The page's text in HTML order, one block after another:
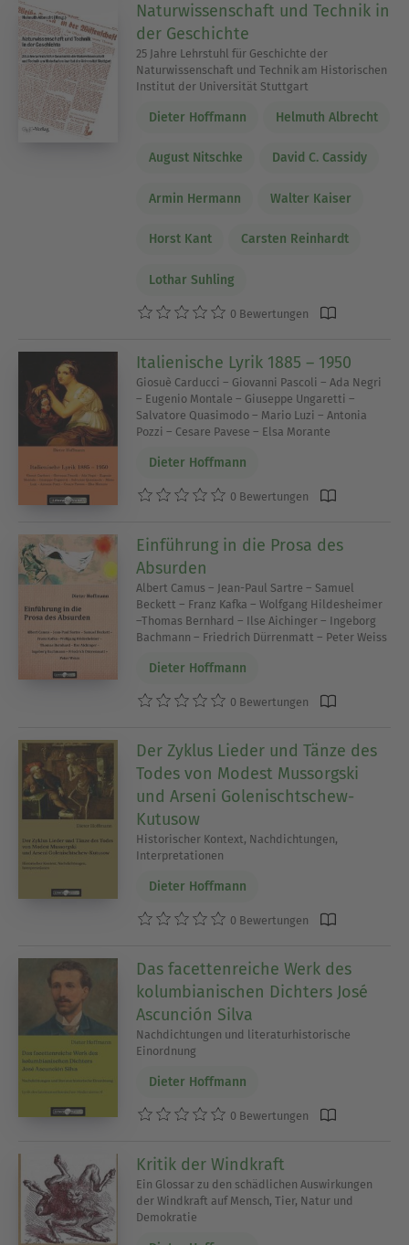
Naturwissenschaft und Technik in
der Geschichte
25 Jahre Lehrstuhl für Geschichte der
Naturwissenschaft und Technik am Historischen
Institut der Universität Stuttgart
Dieter Hoffmann Helmuth Albrecht
August Nitschke David C. Cassidy
Armin Hermann Walter Kaiser
Horst Kant Carsten Reinhardt
Lothar Suhling
0 Bewertungen
Italienische Lyrik 1885 – 1950
Giosuè Carducci – Giovanni Pascoli – Ada Negri
– Eugenio Montale – Giuseppe Ungaretti –
Salvatore Quasimodo – Mario Luzi – Antonia
Pozzi – Cesare Pavese – Elsa Morante
Dieter Hoffmann
0 Bewertungen
Einführung in die Prosa des
Absurden
Albert Camus – Jean-Paul Sartre – Samuel
Beckett – Franz Kafka – Wolfgang Hildesheimer
–Thomas Bernhard – Ilse Aichinger – Ingeborg
Bachmann – Friedrich Dürrenmatt – Peter Weiss
Dieter Hoffmann
0 Bewertungen
Der Zyklus Lieder und Tänze des
Todes von Modest Mussorgski
und Arseni Golenischtschew-
Kutusow
Historischer Kontext, Nachdichtungen,
Interpretationen
Dieter Hoffmann
0 Bewertungen
Das facettenreiche Werk des
kolumbianischen Dichters José
Ascunción Silva
Nachdichtungen und literaturhistorische
Einordnung
Dieter Hoffmann
0 Bewertungen
Kritik der Windkraft
Ein Glossar zu den schädlichen Auswirkungen
der Windkraft auf Mensch, Tier, Natur und
Demokratie